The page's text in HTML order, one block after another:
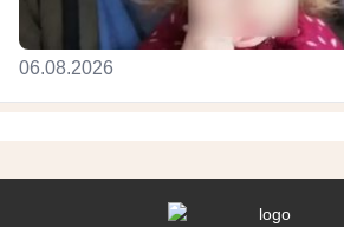
06.08.2026